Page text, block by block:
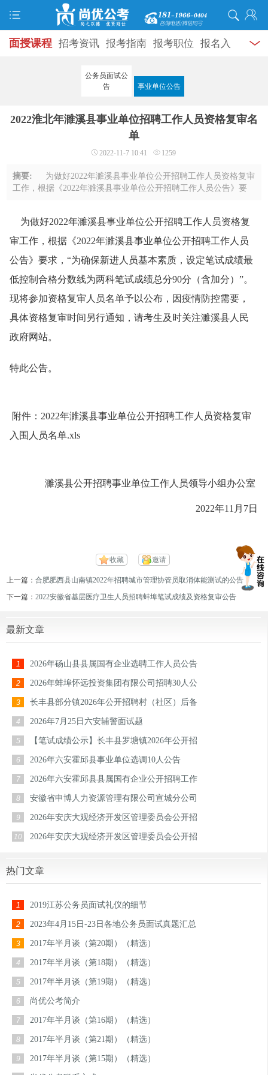
面授课程 招考资讯 报考指南 报考职位 报名入
成绩查询 面试公告
模拟试题 历年真题
政热点 视频课堂 学员风采 名师团队 考试专题
公务员面试公
告
事业单位公告
2022淮北年濉溪县事业单位招聘工作人员资格复审名
单
2022-11-7 10:41 1259
摘要:
为做好2022年濉溪县事业单位公开招聘工作人员资格复审
工作，根据《2022年濉溪县事业单位公开招聘工作人员公告》要
为做好2022年濉溪县事业单位公开招聘工作人员资格复
审工作，根据《2022年濉溪县事业单位公开招聘工作人员
公告》要求，“为确保新进人员基本素质，设定笔试成绩最
低控制合格分数线为两科笔试成绩总分90分（含加分）”。
现将参加资格复审人员名单予以公布，因疫情防控需要，
具体资格复审时间另行通知，请考生及时关注濉溪县人民
政府网站。
特此公告。
附件： 2022年濉溪县事业单位公开招聘工作人员资格复审
入围人员名单.xls
濉溪县公开招聘事业单位工作人员领导小组办公室
2022年11月7日
收藏 邀请
上一篇：合肥肥西县山南镇2022年招聘城市管理协管员取消体能测试的公告
下一篇：2022安徽省基层医疗卫生人员招聘蚌埠笔试成绩及资格复审公告
最新文章
1 2026年砀山县县属国有企业选聘工作人员公告
2 2026年蚌埠怀远投资集团有限公司招聘30人公
3 长丰县部分镇2026年公开招聘村（社区）后备
4 2026年7月25日六安辅警面试题
5 【笔试成绩公示】长丰县罗塘镇2026年公开招
6 2026年六安霍邱县事业单位选调10人公告
7 2026年六安霍邱县县属国有企业公开招聘工作
8 安徽省申博人力资源管理有限公司宣城分公司
9 2026年安庆大观经济开发区管理委员会公开招
10 2026年安庆大观经济开发区管理委员会公开招
热门文章
1 2019江苏公务员面试礼仪的细节
2 2023年4月15日-23日各地公务员面试真题汇总
3 2017年半月谈（第20期）（精选）
4 2017年半月谈（第18期）（精选）
5 2017年半月谈（第19期）（精选）
6 尚优公考简介
7 2017年半月谈（第16期）（精选）
8 2017年半月谈（第21期）（精选）
9 2017年半月谈（第15期）（精选）